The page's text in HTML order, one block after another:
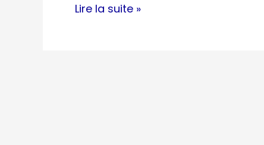
Lire la suite »